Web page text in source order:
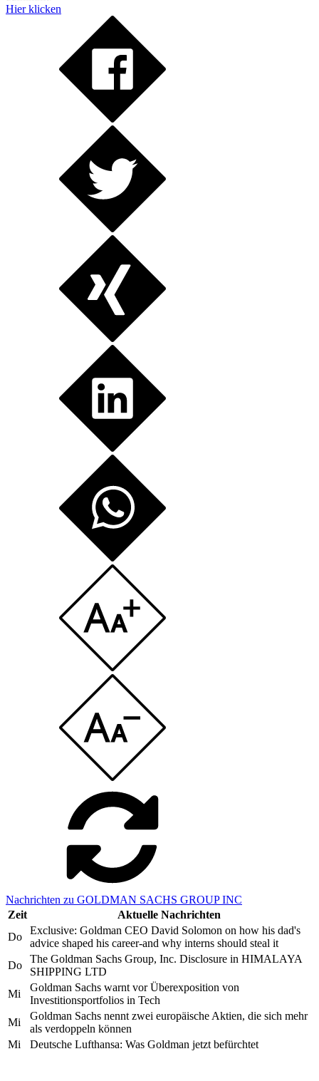
Hier klicken
Nachrichten zu GOLDMAN SACHS GROUP INC
Zeit
Aktuelle Nachrichten
Do
Exclusive: Goldman CEO David Solomon on how his dad's
advice shaped his career-and why interns should steal it
Do
The Goldman Sachs Group, Inc. Disclosure in HIMALAYA
SHIPPING LTD
Mi
Goldman Sachs warnt vor Überexposition von
Investitionsportfolios in Tech
Mi
Goldman Sachs nennt zwei europäische Aktien, die sich mehr
als verdoppeln können
Mi
Deutsche Lufthansa: Was Goldman jetzt befürchtet